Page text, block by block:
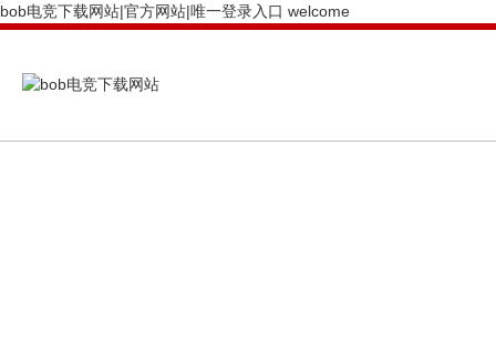
bob电竞下载网站|官方网站|唯一登录入口 welcome